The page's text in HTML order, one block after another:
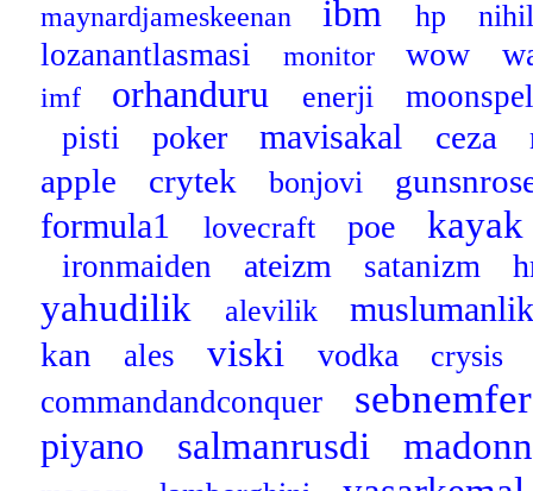
maynardjameskeenan ibm hp
lozanantlasmasi monitor wow
imf orhanduru enerji
pisti
poker mavisakal ceza
apple crytek bonjovi
formula1 lovecraft poe kayak
ironmaiden ateizm satanizm
yahudilik alevilik
kan ales viski vodka crysis
commandandconquer
piyano salmanrusdi